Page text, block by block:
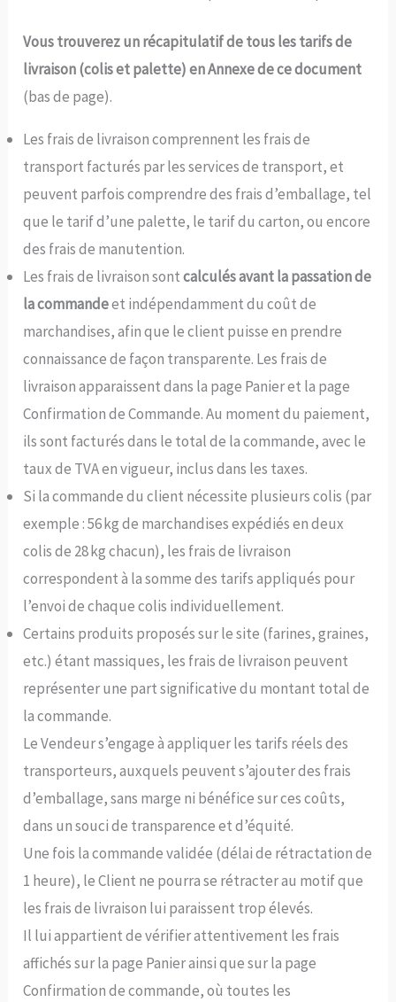
Vous trouverez un récapitulatif de tous les tarifs de
livraison (colis et palette) en Annexe de ce document
(bas de page).
Les frais de livraison comprennent les frais de
transport facturés par les services de transport, et
peuvent parfois comprendre des frais d’emballage, tel
que le tarif d’une palette, le tarif du carton, ou encore
des frais de manutention.
Les frais de livraison sontcalculés avant la passation de
la commandeet indépendamment du coût de
marchandises, afin que le client puisse en prendre
connaissance de façon transparente. Les frais de
livraison apparaissent dans la page Panier et la page
Confirmation de Commande. Au moment du paiement,
ils sont facturés dans le total de la commande, avec le
taux de TVA en vigueur, inclus dans les taxes.
Si la commande du client nécessite plusieurs colis (par
exemple : 56 kg de marchandises expédiés en deux
colis de 28 kg chacun), les frais de livraison
correspondent à la somme des tarifs appliqués pour
l’envoi de chaque colis individuellement.
Certains produits proposés sur le site (farines, graines,
etc.) étant massiques, les frais de livraison peuvent
représenter une part significative du montant total de
la commande.
Le Vendeur s’engage à appliquer les tarifs réels des
transporteurs, auxquels peuvent s’ajouter des frais
d’emballage, sans marge ni bénéfice sur ces coûts,
dans un souci de transparence et d’équité.
Une fois la commande validée (délai de rétractation de
1 heure), le Client ne pourra se rétracter au motif que
les frais de livraison lui paraissent trop élevés.
Il lui appartient de vérifier attentivement les frais
affichés sur la page Panier ainsi que sur la page
Confirmation de commande, où toutes les